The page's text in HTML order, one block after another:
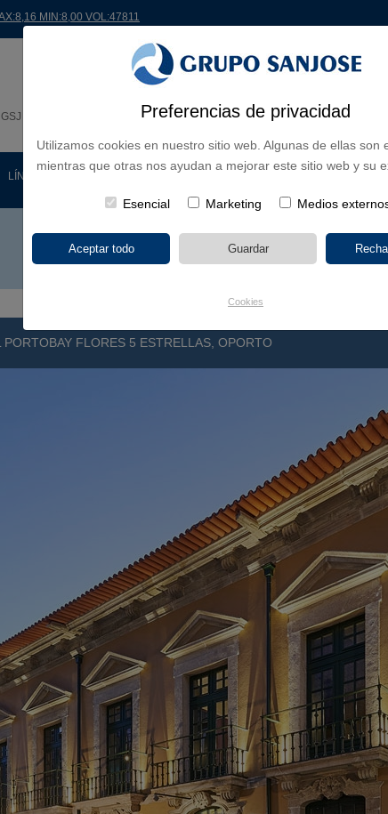
Preferencias de privacidad
Utilizamos cookies en nuestro sitio web. Algunas de ellas son
mientras que otras nos ayudan a mejorar este sitio web y su
Esencial Marketing Medios
Cookies
MIN:8,00 VOL:47811
GSJ EN EL MUNDO PROYECTOS ACCIONISTAS E INVERSORES
LÍNEA DE NEGOCIO CONTINENTES TIPOLOGÍA DE OBRA
PORTOBAY FLORES 5 ESTRELLAS, OPORTO